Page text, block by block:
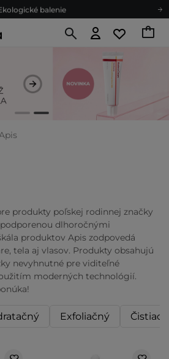
balenie
program
Ekologické balenie
produkty poľskej rodinnej značky
dlhoročnými
produktov Apis zodpovedá
tela aj vlasov. Produkty obsahujú
nevyhnutné pre viditeľné
moderných technológií.
Exfoliačný Čistiaci